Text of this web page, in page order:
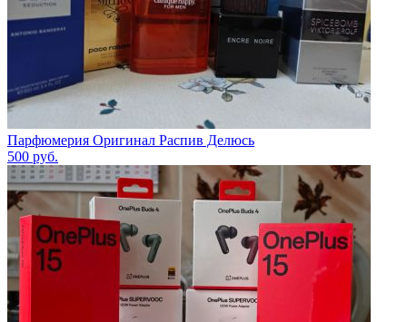
Парфюмерия Оригинал Распив Делюсь
500 руб.